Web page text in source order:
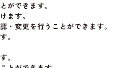
ができます。
ます。
・変更を行うことができます。
。
。